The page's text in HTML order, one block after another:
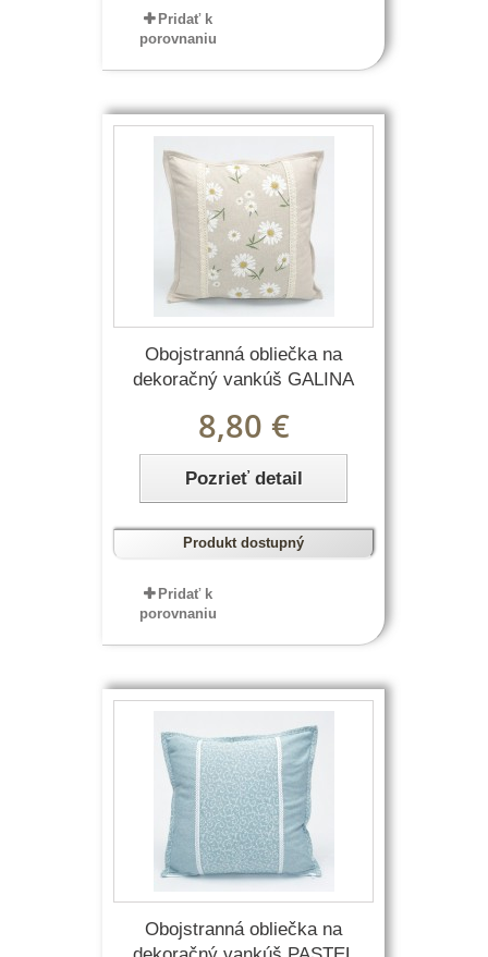
Pridať k
porovnaniu
Obojstranná obliečka na
dekoračný vankúš GALINA
8,80 €
Pozrieť detail
Produkt dostupný
Pridať k
porovnaniu
Obojstranná obliečka na